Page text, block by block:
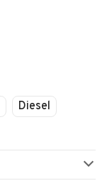
Diesel